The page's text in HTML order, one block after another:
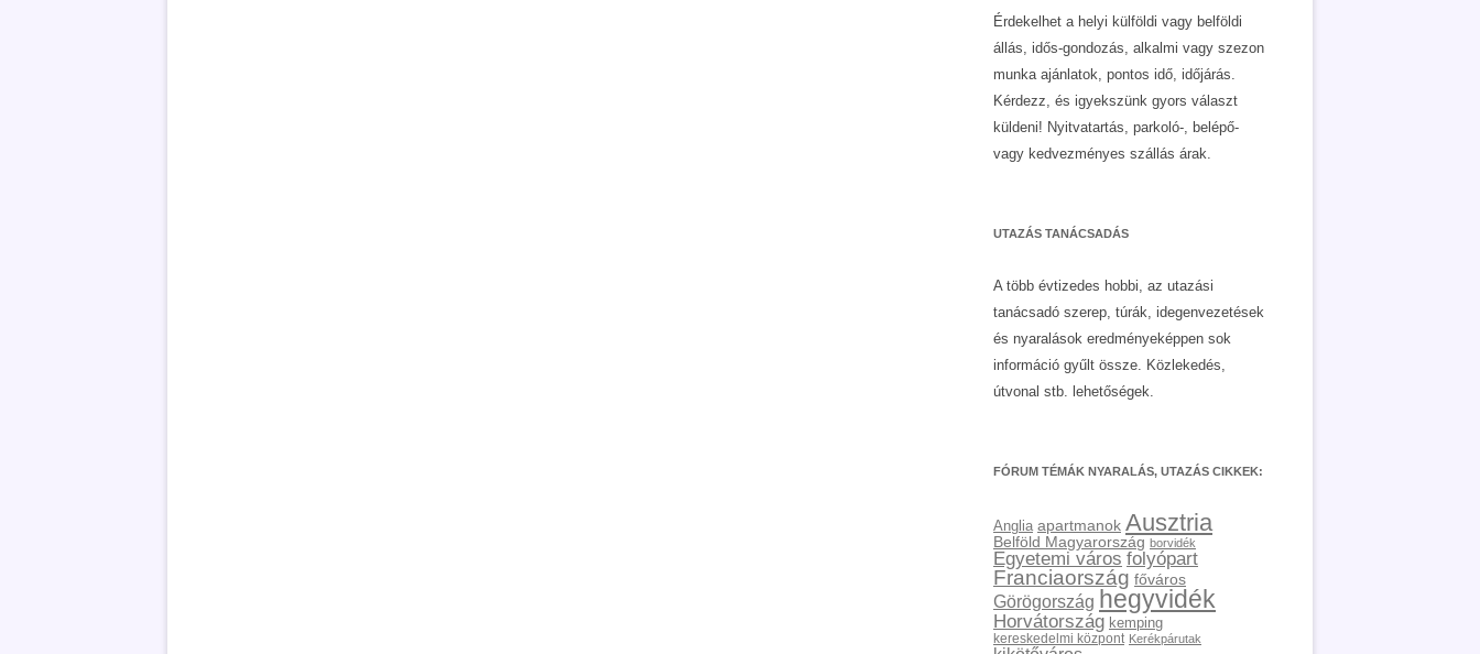
Érdekelhet a helyi külföldi vagy belföldi
állás, idős-gondozás, alkalmi vagy szezon
munka ajánlatok, pontos idő, időjárás.
Kérdezz, és igyekszünk gyors választ
küldeni! Nyitvatartás, parkoló-, belépő-
vagy kedvezményes szállás árak.
UTAZÁS TANÁCSADÁS
A több évtizedes hobbi, az utazási
tanácsadó szerep, túrák, idegenvezetések
és nyaralások eredményeképpen sok
információ gyűlt össze. Közlekedés,
útvonal stb. lehetőségek.
FÓRUM TÉMÁK NYARALÁS, UTAZÁS CIKKEK:
Anglia apartmanok Ausztria
Belföld Magyarország borvidék
Egyetemi város folyópart
Franciaország főváros
Görögország hegyvidék
Horvátország kemping
kereskedelmi központ Kerékpárutak